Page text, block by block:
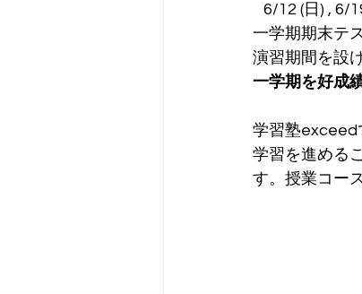
6/12 (日) ,
一学期期末テ
演習期間を設
一学期を好成
学習塾exceed
学習を進める
す。授業コー